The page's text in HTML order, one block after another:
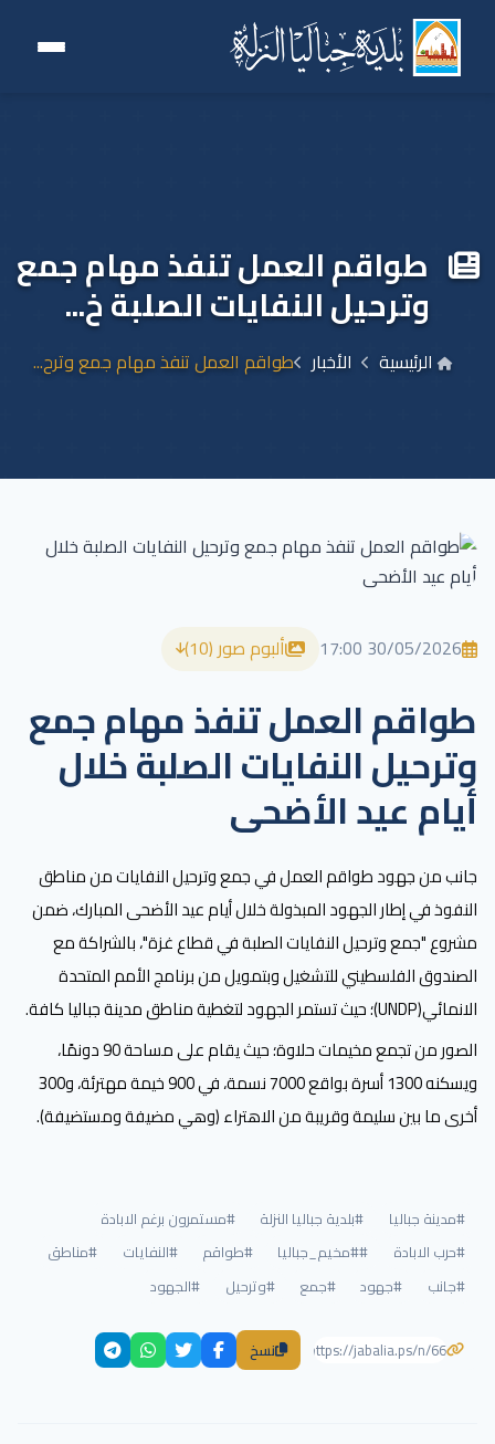
طواقم العمل تنفذ مهام جمع
وترحيل النفايات الصلبة خ...
الرئيسية الأخبار طواقم العمل تنفذ مهام جمع وترح...
30/05/2026 17:00 ألبوم صور (10)
طواقم العمل تنفذ مهام جمع
وترحيل النفايات الصلبة خلال
أيام عيد الأضحى
الانمائي(UNDP)؛ حيث تستمر الجهود لتغطية مناطق مدينة جباليا كافة.
أخرى ما بين سليمة وقريبة من الاهتراء (وهي مضيفة ومستضيفة).
#مدينة جباليا #بلدية جباليا النزلة
#مستمرون برغم الابادة
#حرب الابادة
##مخيم_جباليا #طواقم #النفايات
#مناطق
#جانب
#جهود #جمع #وترحيل #الجهود
نسخ